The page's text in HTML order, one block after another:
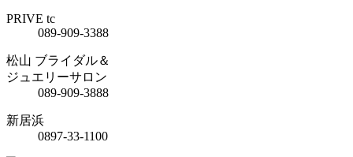
PRIVE tc
089-909-3388
松山 ブライダル＆
ジュエリーサロン
089-909-3888
新居浜
0897-33-1100